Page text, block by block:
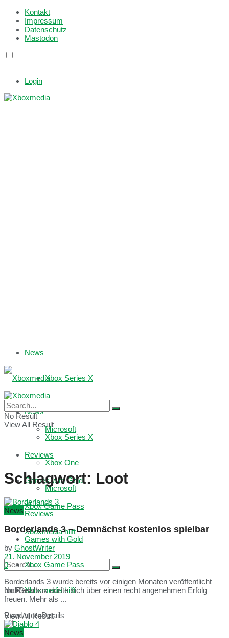
Kontakt
Impressum
Datenschutz
Mastodon
Login
News
Xbox Series X
Microsoft
Reviews
Games with Gold
Xbox Game Pass
Xboxmedia hilft
No Result
View All Result
News
Xbox Series X
Xbox One
Microsoft
Reviews
Games with Gold
Xbox Game Pass
Xboxmedia hilft
No Result
View All Result
Schlagwort: Loot
News
Borderlands 3 – Demnächst kostenlos spielbar
by GhostWriter
21. November 2019
0
Borderlands 3 wurde bereits vor einigen Monaten veröffentlicht
und Gearbox durfte sich über einen recht angenehmen Erfolg
freuen. Mehr als ...
Read moreDetails
News